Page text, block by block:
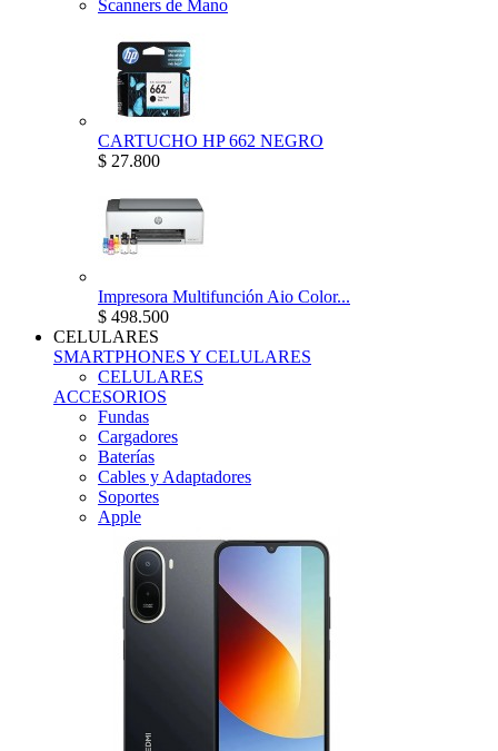
Scanners de Mano
CARTUCHO HP 662 NEGRO
$ 27.800
Impresora Multifunción Aio Color...
$ 498.500
CELULARES
SMARTPHONES Y CELULARES
CELULARES
ACCESORIOS
Fundas
Cargadores
Baterías
Cables y Adaptadores
Soportes
Apple